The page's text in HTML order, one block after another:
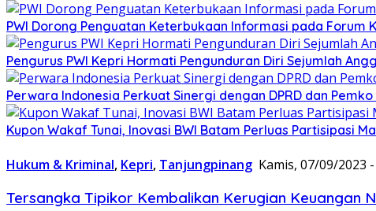
PWI Dorong Penguatan Keterbukaan Informasi pada Forum
Pengurus PWI Kepri Hormati Pengunduran Diri Sejumlah
Perwara Indonesia Perkuat Sinergi dengan DPRD dan
Kupon Wakaf Tunai, Inovasi BWI Batam Perluas Partisipasi
Hukum & Kriminal, Kepri, Tanjungpinang Kamis, 07/09/2023
Tersangka Tipikor Kembalikan Kerugian Keuangan